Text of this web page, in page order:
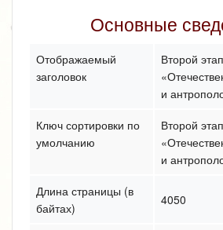
Основные
Отображаемый
заголовок
Второй
и
Ключ сортировки по
умолчанию
Второй
и
Длина страницы (в
байтах)
4050